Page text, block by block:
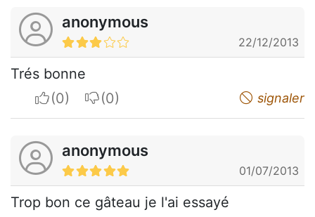
anonymous
22/12/2013
Trés bonne
I apreciateI do not appreciate signaler
anonymous
01/07/2013
Trop bon ce gâteau je l'ai essayé